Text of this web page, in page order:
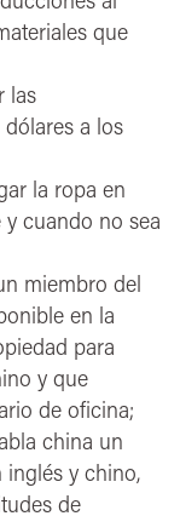
que
las
a los
la ropa en
y cuando no sea
miembro del
en la
para
y que
de oficina;
china un
y chino,
de